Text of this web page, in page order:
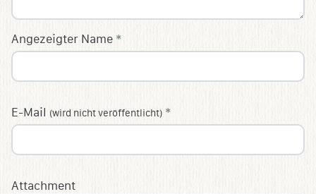
Angezeigter Name *
E-Mail (wird nicht veröffentlicht) *
Attachment